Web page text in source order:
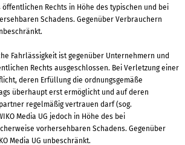
Rechts in Höhe des typischen und bei
Schadens. Gegenüber Verbrauchern
Fahrlässigkeit ist gegenüber Unternehmern und
Rechts ausgeschlossen. Bei Verletzung einer
deren Erfüllung die ordnungsgemäße
überhaupt erst ermöglicht und auf deren
regelmäßig vertrauen darf (sog.
Media UG jedoch in Höhe des bei
vorhersehbaren Schadens. Gegenüber
Media UG unbeschränkt.